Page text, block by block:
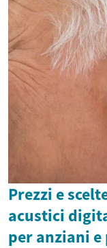
Prezzi e
acustici
per anziani